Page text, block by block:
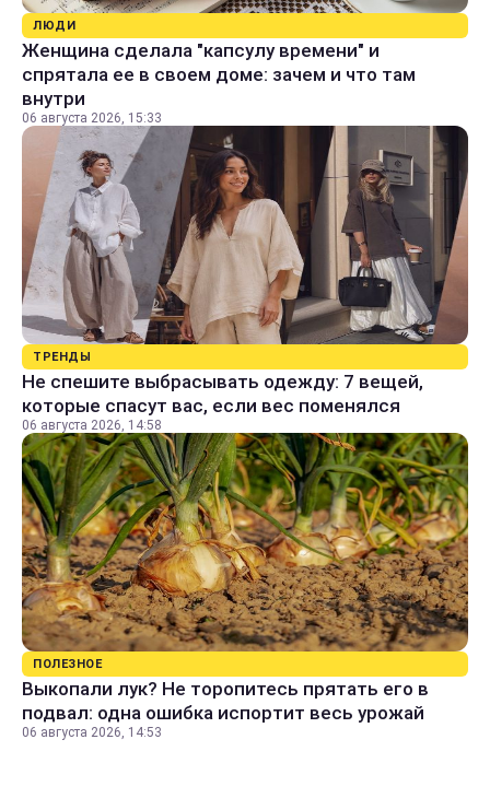
ЛЮДИ
Женщина сделала "капсулу времени" и
спрятала ее в своем доме: зачем и что там
внутри
06 августа 2026, 15:33
ТРЕНДЫ
Не спешите выбрасывать одежду: 7 вещей,
которые спасут вас, если вес поменялся
06 августа 2026, 14:58
ПОЛЕЗНОЕ
Выкопали лук? Не торопитесь прятать его в
подвал: одна ошибка испортит весь урожай
06 августа 2026, 14:53